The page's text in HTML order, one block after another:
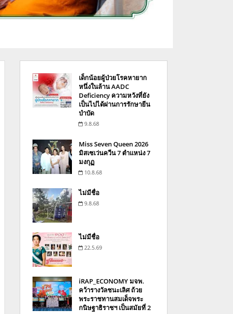
เด็กน้อยผู้ป่วยโรคหายาก
หนึ่งในล้าน AADC
Deficiency ความหวังที่ยัง
เป็นไปได้ผ่านการรักษายีน
บำบัด
9.8.68
Miss Seven Queen 2026
มิสเซเว่นควีน 7 ตำแหน่ง 7
มงกุฏ
10.8.68
ไม่มีชื่อ
9.8.68
ไม่มีชื่อ
22.5.69
iRAP_ECONOMY มจพ.
คว้ารางวัลชนะเลิศ ถ้วย
พระราชทานสมเด็จพระ
กนิษฐาธิราชฯ เป็นสมัยที่ 2